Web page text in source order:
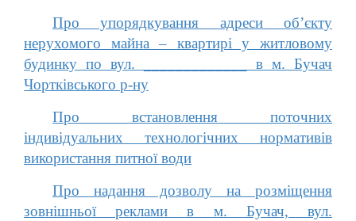
Про упорядкування адреси об’єкту
нерухомого майна – квартирі у житловому
будинку по вул. _____________ в м. Бучач
Чортківського р-ну
Про встановлення поточних
індивідуальних технологічних нормативів
використання питної води
Про надання дозволу на розміщення
зовнішньої реклами в м. Бучач, вул.